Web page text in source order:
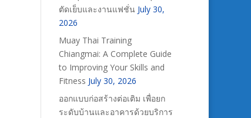
ตัดเย็บและงานแฟชั่น July 30,
2026
Muay Thai Training
Chiangmai: A Complete Guide
to Improving Your Skills and
Fitness July 30, 2026
ออกแบบก่อสร้างต่อเติม เพื่อยก
ระดับบ้านและอาคารด้วยบริการ